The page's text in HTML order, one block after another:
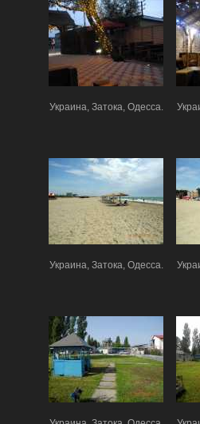
Украина, Затока, Одесса.
Украина, Затока, Одесса.